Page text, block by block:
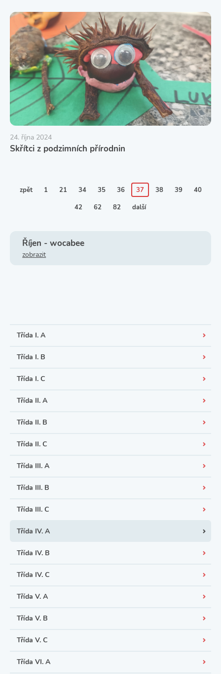
24. října 2024
Skřítci z podzimních přírodnin
zpět 1 21 34 35 36 37 38 39 40
42 62 82 další
Říjen - wocabee
zobrazit
Třída I. A
Třída I. B
Třída I. C
Třída II. A
Třída II. B
Třída II. C
Třída III. A
Třída III. B
Třída III. C
Třída IV. A
Třída IV. B
Třída IV. C
Třída V. A
Třída V. B
Třída V. C
Třída VI. A